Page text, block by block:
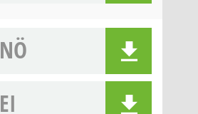
NÖ
EI